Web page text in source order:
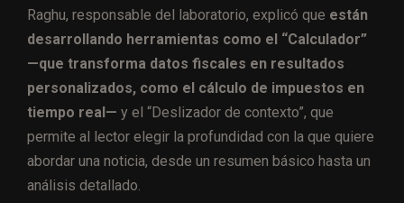
Raghu, responsable del laboratorio, explicó que están
desarrollando herramientas como el “Calculador”
—que transforma datos fiscales en resultados
personalizados, como el cálculo de impuestos en
tiempo real— y el “Deslizador de contexto”, que
permite al lector elegir la profundidad con la que quiere
abordar una noticia, desde un resumen básico hasta un
análisis detallado.